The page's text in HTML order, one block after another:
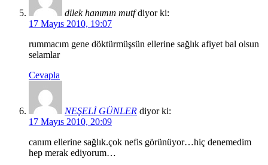
dilek hanımın mutf diyor ki:
17 Mayıs 2010, 19:07
rummacım gene döktürmüşsün ellerine sağlık afiyet bal olsun
selamlar
Cevapla
NEŞELİ GÜNLER diyor ki:
17 Mayıs 2010, 20:09
canım ellerine sağlık.çok nefis görünüyor…hiç denemedim
hep merak ediyorum…